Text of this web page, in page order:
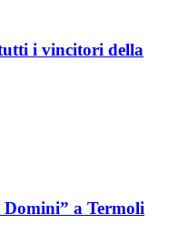
i vincitori della
Domini” a Termoli